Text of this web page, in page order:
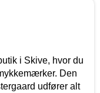
i Skive, hvor du
Den
udfører alt